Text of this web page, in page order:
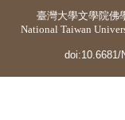
臺灣大學文學院佛
National Taiwan
doi:10.6681/